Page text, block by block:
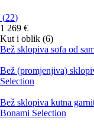
(22)
1 269 €
Kut i oblik (6)
Bež sklopiva sofa od
Bež (promjenjiva)
Selection
Bež sklopiva kutna
Bonami Selection